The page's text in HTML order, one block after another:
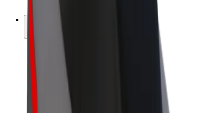
Franšízy
Kariéra
Udržitelnost podle Boltu
Projekt Zero